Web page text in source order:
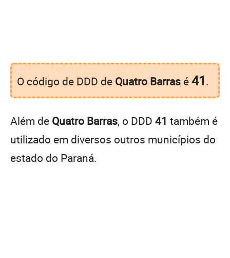
O código de DDD de Quatro Barras é41.
Além de Quatro Barras, o DDD 41 também é
utilizado em diversos outros municípios do
estado do Paraná.